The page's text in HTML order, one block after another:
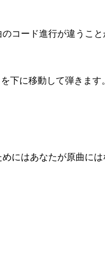
コード進行が違うこと
下に移動して弾きます。
にはあなたが原曲に